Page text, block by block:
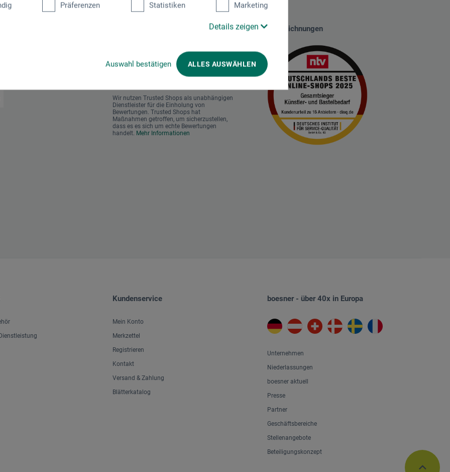
Präferenzen Statistiken Marketing
Details zeigen
Auswahl bestätigen ALLES AUSWÄHLEN
Wir nutzen Trusted Shops als unabhängigen
Dienstleister für die Einholung von
Bewertungen. Trusted Shops hat
Maßnahmen getroffen, um sicherzustellen,
dass es es sich um echte Bewertungen
handelt. Mehr Informationen
Auszeichnungen
Kundenservice
Mein Konto
Merkzettel
Registrieren
Kontakt
Versand & Zahlung
Blätterkatalog
boesner - über 40x in Europa
Unternehmen
Niederlassungen
boesner aktuell
Presse
Partner
Geschäftsbereiche
Stellenangebote
Beteiligungskonzept